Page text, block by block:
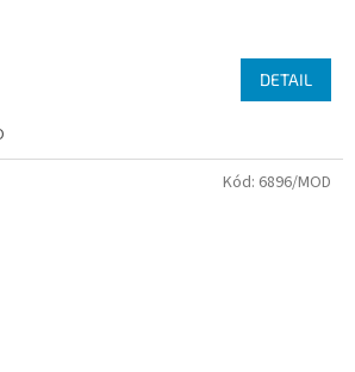
DETAIL
Kód: 6896/MOD